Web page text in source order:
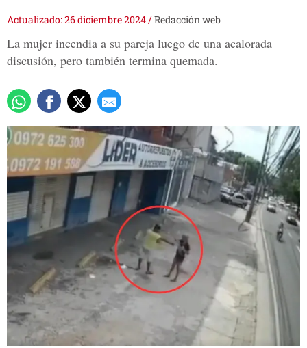
Actualizado: 26 diciembre 2024/Redacción web
La mujer incendia a su pareja luego de una acalorada
discusión, pero también termina quemada.